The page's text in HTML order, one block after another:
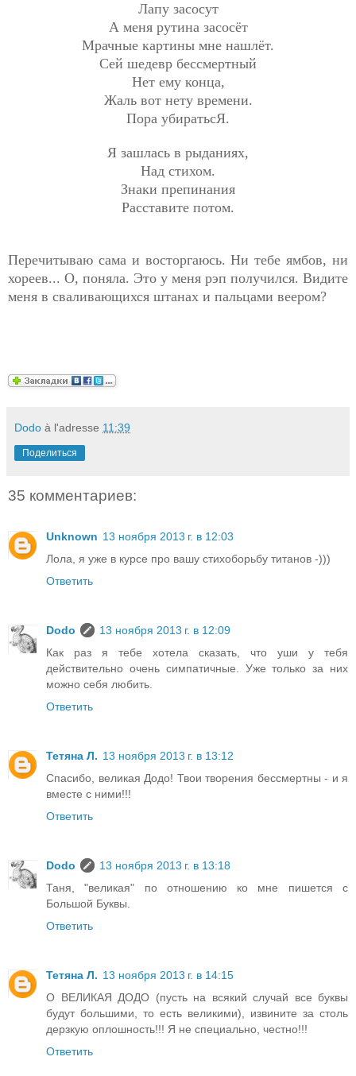
Лапу засосут
А меня рутина засосёт
Мрачные картины мне нашлёт.
Сей шедевр бессмертный
Нет ему конца,
Жаль вот нету времени.
Пора убиратьсЯ.
Я зашлась в рыданиях,
Над стихом.
Знаки препинания
Расставите потом.
Перечитываю сама и восторгаюсь. Ни тебе ямбов, ни
хореев... О, поняла. Это у меня рэп получился. Видите
меня в сваливающихся штанах и пальцами веером?
Dodo à l'adresse 11:39
Поделиться
35 комментариев:
Unknown 13 ноября 2013 г. в 12:03
Лола, я уже в курсе про вашу стихоборьбу титанов -)))
Ответить
Dodo
13 ноября 2013 г. в 12:09
Как раз я тебе хотела сказать, что уши у тебя
действительно очень симпатичные. Уже только за них
можно себя любить.
Ответить
Тетяна Л. 13 ноября 2013 г. в 13:12
Спасибо, великая Додо! Твои творения бессмертны - и я
вместе с ними!!!
Ответить
Dodo
13 ноября 2013 г. в 13:18
Таня, "великая" по отношению ко мне пишется с
Большой Буквы.
Ответить
Тетяна Л. 13 ноября 2013 г. в 14:15
О ВЕЛИКАЯ ДОДО (пусть на всякий случай все буквы
будут большими, то есть великими), извините за столь
дерзкую оплошность!!! Я не специально, честно!!!
Ответить